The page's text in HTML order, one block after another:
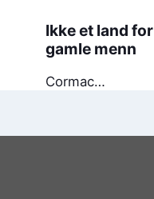
Ikke et land for
gamle menn
Cormac